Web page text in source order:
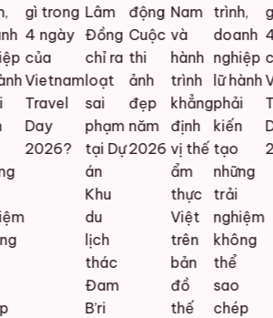
gì trong
4 ngày
của
Vietnam
Travel
Day
2026?
Lâm
Đồng
chỉ ra
loạt
sai
phạm
tại Dự
án
Khu
du
lịch
thác
Đam
B’ri
động
Cuộc
thi
ảnh
đẹp
năm
2026
Nam
và
hành
trình
khẳng
định
vị thế
ẩm
thực
Việt
trên
bản
đồ
thế
trình,
doanh
nghiệp
lữ hành
phải
kiến
tạo
những
trải
nghiệm
không
thể
sao
chép